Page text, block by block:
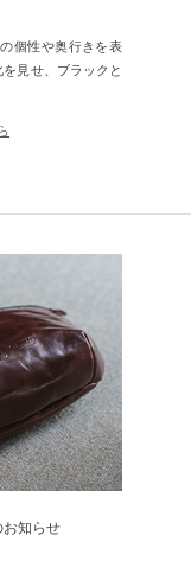
個性や奥行きを表
見せ、ブラックと
知らせ